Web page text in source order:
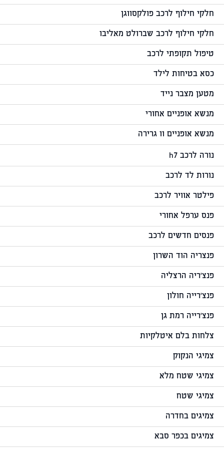
חלקי חילוף לרכב פולקסווגן
חלקי חילוף לרכב שברולט מאליבו
טיפול תקופתי לרכב
כסא בטיחות לילד
מטען מצבר נייד
מנשא אופניים אחורי
מנשא אופניים וו גרירה
נורה לרכב h7
נורות לד לרכב
פילטר אוויר לרכב
פנס ערפל אחורי
פנסים חדשים לרכב
פנצריה הוד השרון
פנצ'ריה הרצליה
פנצ'רייה חולון
פנצ'רייה רמת גן
צלחות בלם איטלקיות
צמיגי הנקוק
צמיגי שטח מלא
צמיגי שטח
צמיגים בחדרה
צמיגים בכפר סבא